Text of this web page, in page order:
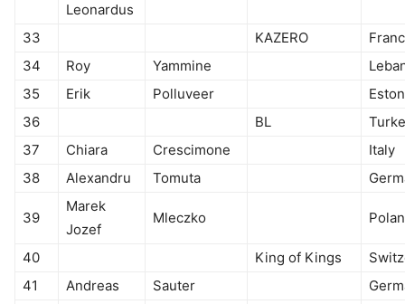
Leonardus
33 KAZERO
34
Roy Yammine
35
Erik Polluveer
36
BL
37
Chiara Crescimone
Italy
38
Alexandru Tomuta
39
Marek
Jozef
Mleczko
40 King of Kings
41
Andreas Sauter